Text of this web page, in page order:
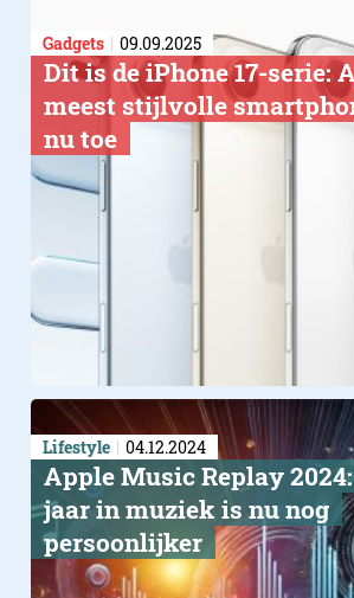
Gadgets 09.09.2025
Dit is de iPhone 17-serie:
meest stijlvolle
nu toe
Lifestyle 04.12.2024
Apple Music Replay
jaar in muziek is nu nog
persoonlijker